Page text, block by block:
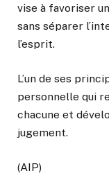
vise à favoriser
sans séparer
l’esprit.
L’un de ses
personnelle qui
chacune et
jugement.
(AIP)